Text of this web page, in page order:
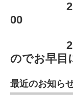
27日（
00
27日(日
のでお早目
最近のお知ら